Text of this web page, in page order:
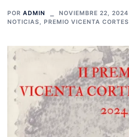
POR ADMIN
NOVIEMBRE 22, 2024
NOTICIAS, PREMIO VICENTA CORTES